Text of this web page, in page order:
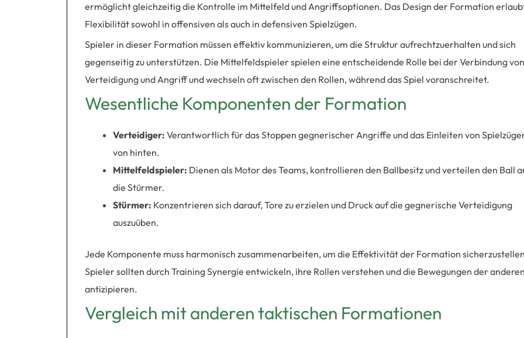
ermöglicht gleichzeitig die Kontrolle im Mittelfeld und Angriffsoptionen. Das Design der Formation
Flexibilität sowohl in offensiven als auch in defensiven Spielzügen.
Spieler in dieser Formation müssen effektiv kommunizieren, um die Struktur aufrechtzuerhalten und sich
gegenseitig zu unterstützen. Die Mittelfeldspieler spielen eine entscheidende Rolle bei der Verbindung von
Verteidigung und Angriff und wechseln oft zwischen den Rollen, während das Spiel voranschreitet.
Wesentliche Komponenten der Formation
Verteidiger: Verantwortlich für das Stoppen gegnerischer Angriffe und das Einleiten von
von hinten.
Mittelfeldspieler: Dienen als Motor des Teams, kontrollieren den Ballbesitz und verteilen den Ball
die Stürmer.
Stürmer: Konzentrieren sich darauf, Tore zu erzielen und Druck auf die gegnerische Verteidigung
auszuüben.
Jede Komponente muss harmonisch zusammenarbeiten, um die Effektivität der Formation
Spieler sollten durch Training Synergie entwickeln, ihre Rollen verstehen und die Bewegungen der anderen
antizipieren.
Vergleich mit anderen taktischen Formationen